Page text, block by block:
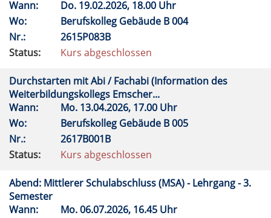
Wann: Do. 19.02.2026, 18.00 Uhr
Wo:
Berufskolleg Gebäude B 004
Nr.:
2615P083B
Status:
Kurs abgeschlossen
Durchstarten mit Abi / Fachabi (Information des
Weiterbildungskollegs Emscher...
Wann:
Mo. 13.04.2026, 17.00 Uhr
Wo:
Berufskolleg Gebäude B 005
Nr.:
2617B001B
Status:
Kurs abgeschlossen
Abend: Mittlerer Schulabschluss (MSA) - Lehrgang - 3.
Semester
Wann:
Mo.06.07.2026, 16.45 Uhr